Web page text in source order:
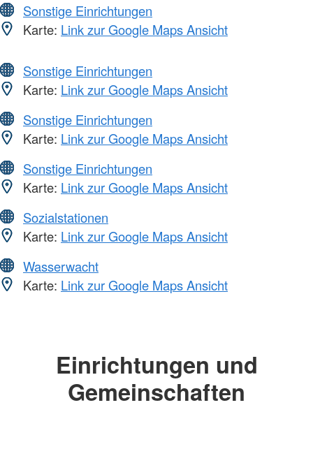
Sonstige Einrichtungen
Karte: Link zur Google Maps Ansicht
Sonstige Einrichtungen
Karte: Link zur Google Maps Ansicht
Sonstige Einrichtungen
Karte: Link zur Google Maps Ansicht
Sonstige Einrichtungen
Karte: Link zur Google Maps Ansicht
Sozialstationen
Karte: Link zur Google Maps Ansicht
Wasserwacht
Karte: Link zur Google Maps Ansicht
Einrichtungen und
Gemeinschaften